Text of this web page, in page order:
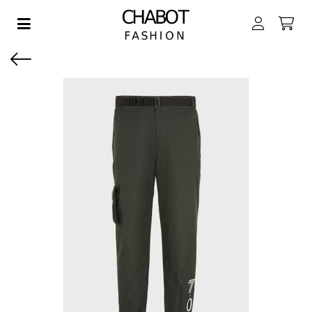
SUBMENU (DAMES)
SUBMENU (HEREN)
SUBMENU (JONGENS)
SUBMENU (MEISJES)
Toggle navigation